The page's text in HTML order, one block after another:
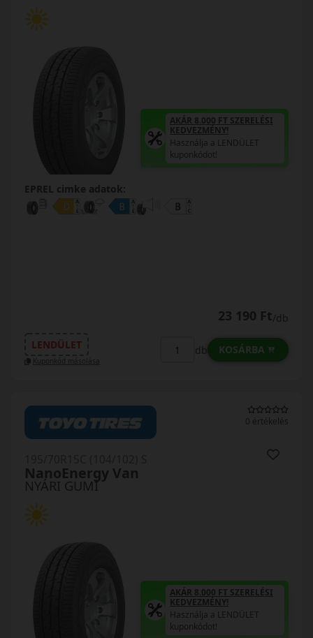
AKÁR 8.000 FT SZERELÉSI
KEDVEZMÉNY!
Használja a LENDÜLET
kuponkódot!
EPREL cimke adatok:
23 190 Ft/db
LENDÜLET
Kuponkód másolása
db KOSÁRBA
0 értékelés
NYÁRI GUMI
NanoEnergy Van
AKÁR 8.000 FT SZERELÉSI
KEDVEZMÉNY!
Használja a LENDÜLET
kuponkódot!